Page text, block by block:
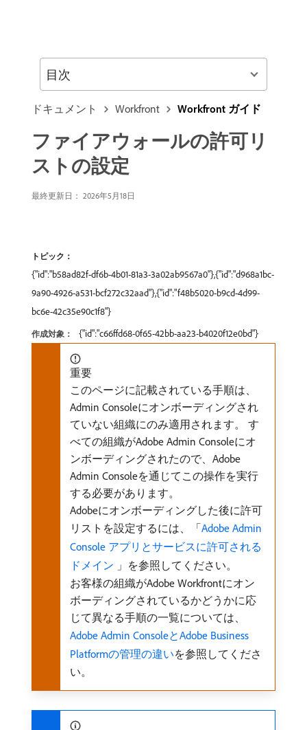
ドキュメント Workfront Workfront ガイド
ファイアウォールの許可リ
ストの設定
最終更新日： 2026年5月18日
トピック：
{"id":"b58ad82f-df6b-4b01-81a3-3a02ab9567a0"},{"id":"d968a1bc-
9a90-4926-a531-bcf272c32aad"},{"id":"f48b5020-b9cd-4d99-
bc6e-42c35e90c1f8"}
作成対象： {"id":"c66ffd68-0f65-42bb-aa23-b4020f12e0bd"}
重要
このページに記載されている手順は、
Admin Consoleにオンボーディングされ
ていない組織にのみ適用されます。 す
べての組織がAdobe Admin Consoleにオ
ンボーディングされたので、Adobe
Admin Consoleを通じてこの操作を実行
する必要があります。
Adobeにオンボーディングした後に許可
リストを設定するには、「Adobe Admin
Console アプリとサービスに許可される
ドメイン ​ 」を参照してください。
お客様の組織がAdobe Workfrontにオン
ボーディングされているかどうかに応
じて異なる手順の一覧については、
Adobe Admin ConsoleとAdobe Business
Platformの管理の違いを参照してくださ
い。
目次